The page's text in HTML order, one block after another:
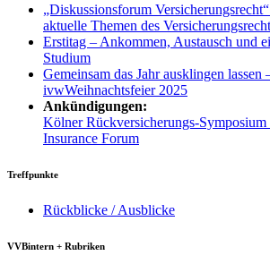
„Diskussionsforum
aktuelle Themen des
Erstitag – Ankommen, Austausch und
Studium
Gemeinsam das Jahr ausklingen lassen
ivwWeihnachtsfeier 2025
Ankündigungen:
Kölner Rückversicherungs-
Insurance Forum
Treffpunkte
Rückblicke / Ausblicke
VVBintern + Rubriken